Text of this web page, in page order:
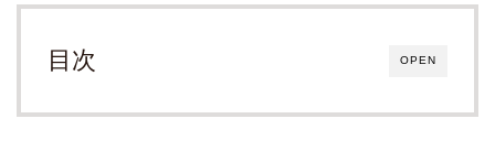
OPEN
目次